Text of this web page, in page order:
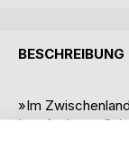
BESCHREIBUNG
»Im
Lou Andreas-